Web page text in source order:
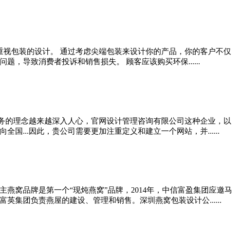
包装的设计。 通过考虑尖端包装来设计你的产品，你的客户不仅
，导致消费者投诉和销售损失。 顾客应该购买环保......
理念越来越深入人心，官网设计管理咨询有限公司这种企业，以
国...因此，贵公司需要更加注重定义和建立一个网站，并......
窝品牌是第一个“现炖燕窝”品牌，2014年，中信富盈集团应邀马
集团负责燕屋的建设、管理和销售。深圳燕窝包装设计公......